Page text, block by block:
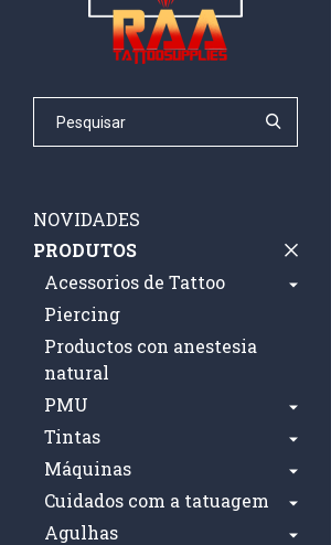
NOVIDADES
PRODUTOS
Acessorios de Tattoo
Piercing
Productos con anestesia
natural
PMU
Tintas
Máquinas
Cuidados com a tatuagem
Agulhas